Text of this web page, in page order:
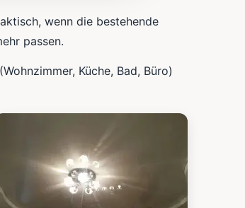
wenn die bestehende
passen.
Küche, Bad, Büro)